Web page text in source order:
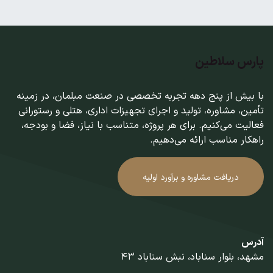
پارس سلاطین
با بیش از پنج دهه تجربه تخصصی در صنعت مبلمان، در زمینه
تأمین، مشاوره، تولید و اجرای تجهیزات اداری، هتلی و رستورانی
فعالیت می‌کنیم. برای هر پروژه، متناسب با نیاز، فضا و بودجه،
راهکار مناسب ارائه می‌دهیم.
دریافت مشاوره و برآورد اولیه
آدرس
مشهد، بلوار سناباد، نبش سناباد 43